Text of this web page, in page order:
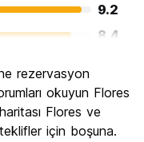
9.2
8.4
9.6
5.6
7.2
rezervasyon
okuyun Flores
Flores ve
için boşuna.